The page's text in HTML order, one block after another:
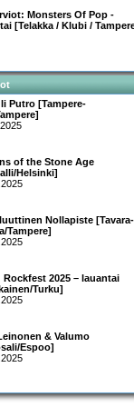
Monsters Of Pop -
[Telakka / Klubi /
Putro [Tampere-
of the Stone Age
Helsinki]
Nollapiste [Tavara-
Tampere]
Rockfest 2025 – lauantai
Turku]
& Valumo
Espoo]